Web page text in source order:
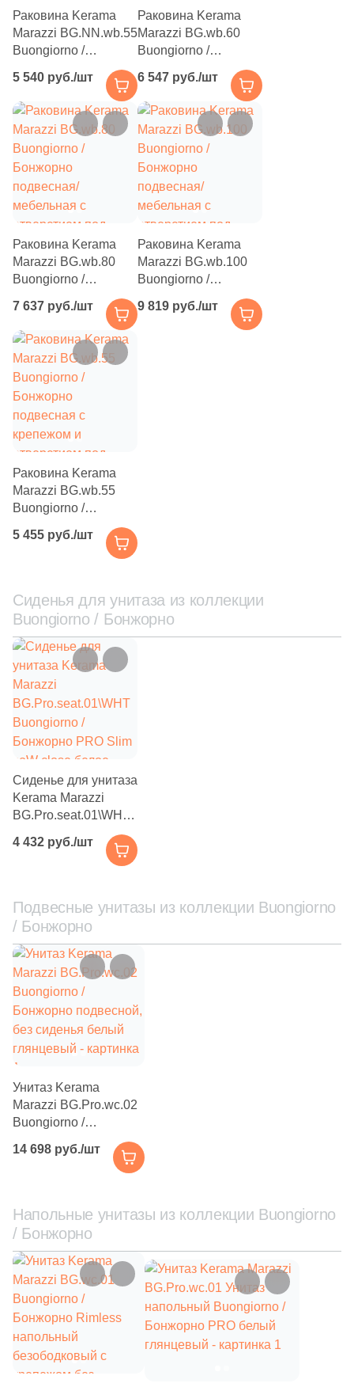
Раковина Kerama
Marazzi BG.NN.wb.55
Buongiorno /
подвесная с
отверстием под
смеситель 55х43
белая глянцевая
5 540 руб./шт
Раковина Kerama
Marazzi BG.wb.60
Buongiorno /
подвесная/
мебельная с
отверстием под
смеситель 60х48
белая глянцевая
6 547 руб./шт
Раковина Kerama
Marazzi BG.wb.80
Buongiorno /
подвесная/
мебельная с
отверстием под
смеситель 80х48
белая глянцевая
7 637 руб./шт
Раковина Kerama
Marazzi BG.wb.100
Buongiorno /
подвесная/
9 819 руб./шт
Раковина Kerama
Marazzi BG.wb.55
Buongiorno /
подвесная с
смеситель 55х43
белая глянцевая
5 455 руб./шт
Сиденья для унитаза из коллекции
Buongiorno / Бонжорно
Сиденье для унитаза
Kerama Marazzi
BG.Pro.seat.01\WHT
Бонжорно PRO Slim
4 432 руб./шт
Подвесные унитазы из коллекции Buongiorno
/ Бонжорно
Унитаз Kerama
Marazzi BG.Pro.wc.02
Buongiorno /
Бонжорно подвесной,
без сиденья белый
14 698 руб./шт
Напольные унитазы из коллекции Buongiorno
/ Бонжорно